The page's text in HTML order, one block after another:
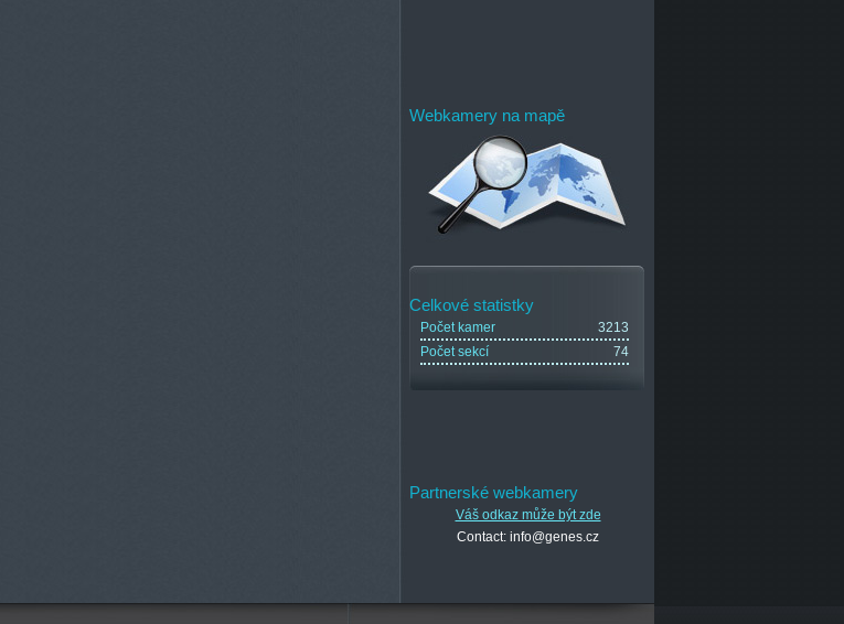
Webkamery na mapě
Celkové statistky
Počet kamer
3213
Počet sekcí
74
Partnerské webkamery
Váš odkaz může být zde
Contact: info@genes.cz